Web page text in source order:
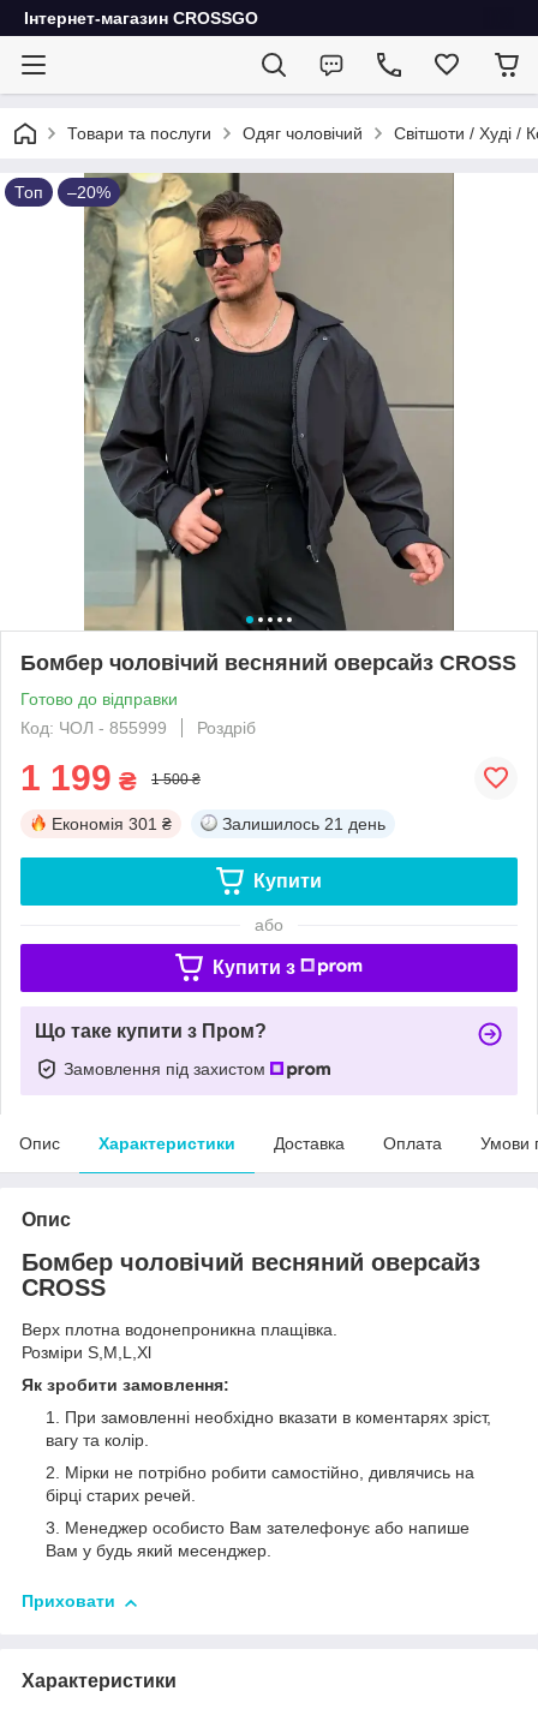
Інтернет-магазин CROSSGO
Товари та послуги Одяг чоловічий Світшоти / Худі /
Топ –20%
Бомбер чоловічий весняний оверсайз CROSS
Готово до відправки
Код: ЧОЛ - 855999
Роздріб
1 199 ₴ 1 500 ₴
Економія 301 ₴ Залишилось 21 день
Купити
або
Купити з
Що таке купити з Пром?
Замовлення під захистом
Опис Характеристики Доставка Оплата Умови
Опис
Бомбер чоловічий весняний оверсайз
CROSS
Верх плотна водонепроникна плащівка.
Розміри S,M,L,Xl
Як зробити замовлення:
При замовленні необхідно вказати в коментарях зріст,
вагу та колір.
Мірки не потрібно робити самостійно, дивлячись на
бірці старих речей.
Менеджер особисто Вам зателефонує або напише
Вам у будь який месенджер.
Приховати
Характеристики